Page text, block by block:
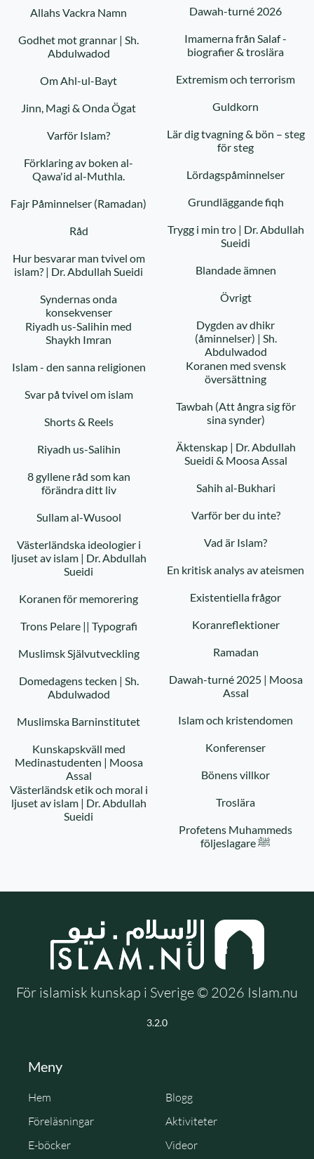
Dawah-turné 2026
Allahs Vackra Namn
Imamerna från Salaf -
biografier & troslära
Godhet mot grannar | Sh.
Abdulwadod
Extremism och terrorism
Om Ahl-ul-Bayt
Guldkorn
Jinn, Magi & Onda Ögat
Lär dig tvagning & bön – steg
för steg
Varför Islam?
Förklaring av boken al-
Qawa'id al-Muthla.
Lördagspåminnelser
Grundläggande fiqh
Fajr Påminnelser (Ramadan)
Trygg i min tro | Dr. Abdullah
Sueidi
Råd
Hur besvarar man tvivel om
islam? | Dr. Abdullah Sueidi
Blandade ämnen
Övrigt
Syndernas onda
konsekvenser
Dygden av dhikr
(åminnelser) | Sh.
Abdulwadod
Riyadh us-Salihin med
Shaykh Imran
Koranen med svensk
översättning
Islam - den sanna religionen
Svar på tvivel om islam
Tawbah (Att ångra sig för
sina synder)
Shorts & Reels
Äktenskap | Dr. Abdullah
Sueidi & Moosa Assal
Riyadh us-Salihin
8 gyllene råd som kan
förändra ditt liv
Sahih al-Bukhari
Varför ber du inte?
Sullam al-Wusool
Vad är Islam?
Västerländska ideologier i
ljuset av islam | Dr. Abdullah
Sueidi
En kritisk analys av ateismen
Existentiella frågor
Koranen för memorering
Koranreflektioner
Trons Pelare || Typografi
Ramadan
Muslimsk Självutveckling
Dawah-turné 2025 | Moosa
Assal
Domedagens tecken | Sh.
Abdulwadod
Islam och kristendomen
Muslimska Barninstitutet
Konferenser
Kunskapskväll med
Medinastudenten | Moosa
Assal
Bönens villkor
Västerländsk etik och moral i
ljuset av islam | Dr. Abdullah
Sueidi
Troslära
Profetens Muhammeds
följeslagare ﷺ
För islamisk kunskap i Sverige © 2026 Islam.nu
3.2.0
Meny
Hem
Blogg
Föreläsningar
Aktiviteter
E-böcker
Videor